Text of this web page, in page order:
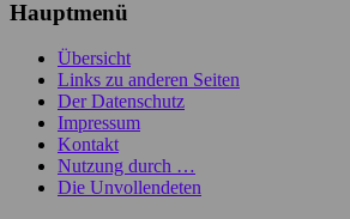
Hauptmenü
Übersicht
Links zu anderen Seiten
Der Datenschutz
Impressum
Kontakt
Nutzung durch …
Die Unvollendeten